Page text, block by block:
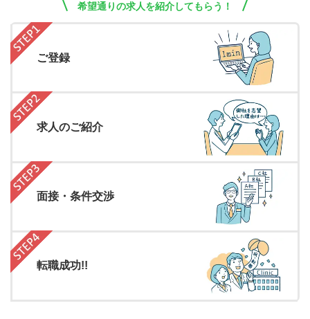
希望通りの求人を紹介してもらう！
ご登録
求人のご紹介
面接・条件交渉
転職成功!!